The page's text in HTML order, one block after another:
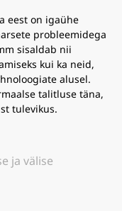
eest on igaühe
probleemidega
sisaldab nii
kui ka neid,
alusel.
talitluse täna,
tulevikus.
ja välise